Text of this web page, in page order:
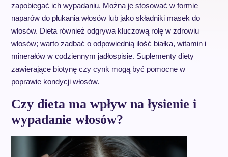
zapobiegać ich wypadaniu. Można je stosować w formie
naparów do płukania włosów lub jako składniki masek do
włosów. Dieta również odgrywa kluczową rolę w zdrowiu
włosów; warto zadbać o odpowiednią ilość białka, witamin i
minerałów w codziennym jadłospisie. Suplementy diety
zawierające biotynę czy cynk mogą być pomocne w
poprawie kondycji włosów.
Czy dieta ma wpływ na łysienie i
wypadanie włosów?